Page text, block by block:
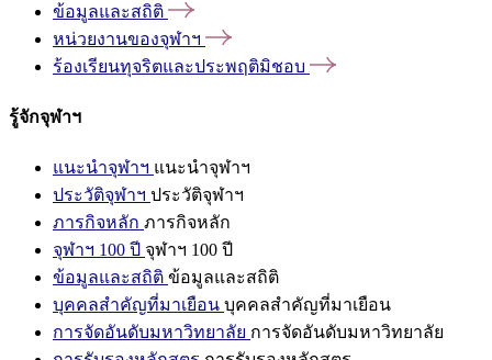
ข้อมูลและสถิติ
หน่วยงานของจุฬาฯ
ร้องเรียนทุจริตและประพฤติมิชอบ
รู้จักจุฬาฯ
แนะนำจุฬาฯ แนะนำจุฬาฯ
ประวัติจุฬาฯ ประวัติจุฬาฯ
ภารกิจหลัก ภารกิจหลัก
จุฬาฯ 100 ปี จุฬาฯ 100 ปี
ข้อมูลและสถิติ ข้อมูลและสถิติ
บุคคลสำคัญที่มาเยือน บุคคลสำคัญที่มาเยือน
การจัดอันดับมหาวิทยาลัย การจัดอันดับมหาวิทยาลัย